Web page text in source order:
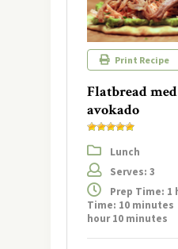
Print Recipe
Flatbread
avokado
Lunch
Serves: 3
Prep Time: 1
Time: 10 minutes
hour 10 minutes